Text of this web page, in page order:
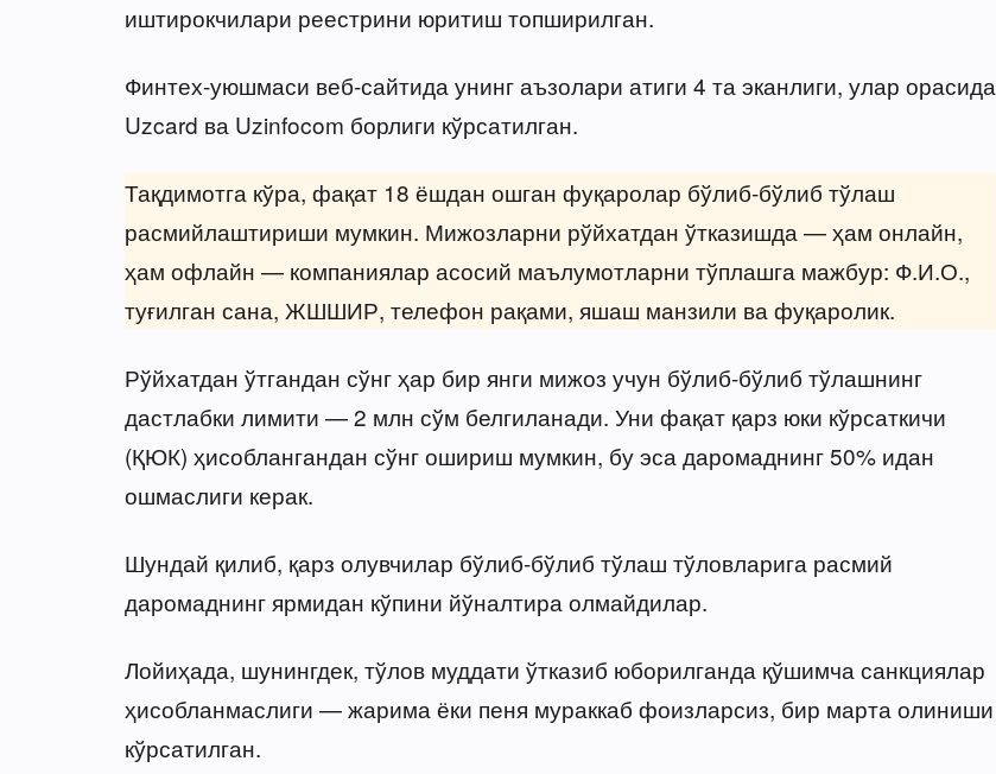
иштирокчилари реестрини юритиш топширилган.
Финтех-уюшмаси веб-сайтида унинг аъзолари атиги 4 та эканлиги, улар орасида
Uzcard ва Uzinfocom борлиги кўрсатилган.
Тақдимотга кўра, фақат 18 ёшдан ошган фуқаролар бўлиб-бўлиб тўлаш
расмийлаштириши мумкин. Мижозларни рўйхатдан ўтказишда — ҳам онлайн,
ҳам офлайн — компаниялар асосий маълумотларни тўплашга мажбур: Ф.И.О.,
туғилган сана, ЖШШИР, телефон рақами, яшаш манзили ва фуқаролик.
Рўйхатдан ўтгандан сўнг ҳар бир янги мижоз учун бўлиб-бўлиб тўлашнинг
дастлабки лимити — 2 млн сўм белгиланади. Уни фақат қарз юки кўрсаткичи
(ҚЮК) ҳисоблангандан сўнг ошириш мумкин, бу эса даромаднинг 50% идан
ошмаслиги керак.
Шундай қилиб, қарз олувчилар бўлиб-бўлиб тўлаш тўловларига расмий
даромаднинг ярмидан кўпини йўналтира олмайдилар.
Лойиҳада, шунингдек, тўлов муддати ўтказиб юборилганда қўшимча санкциялар
ҳисобланмаслиги — жарима ёки пеня мураккаб фоизларсиз, бир марта олиниши
кўрсатилган.